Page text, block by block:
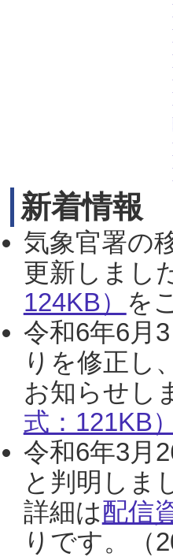
新着情報
気象官署の
更新しまし
124KB） を
令和6年6月
りを修正し
お知らせし
式：121KB）
令和6年3月
と判明しま
詳細は配信
りです。（